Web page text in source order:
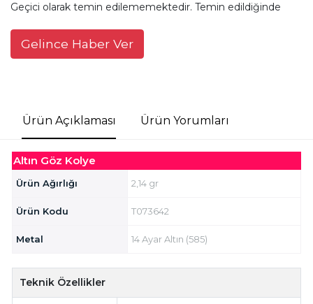
Geçici olarak temin edilememektedir. Temin edildiğinde
Gelince Haber Ver
Ürün Açıklaması Ürün Yorumları
Altın Göz Kolye
Ürün Ağırlığı 2,14 gr
Ürün Kodu T073642
Metal 14 Ayar Altın (585)
Teknik Özellikler